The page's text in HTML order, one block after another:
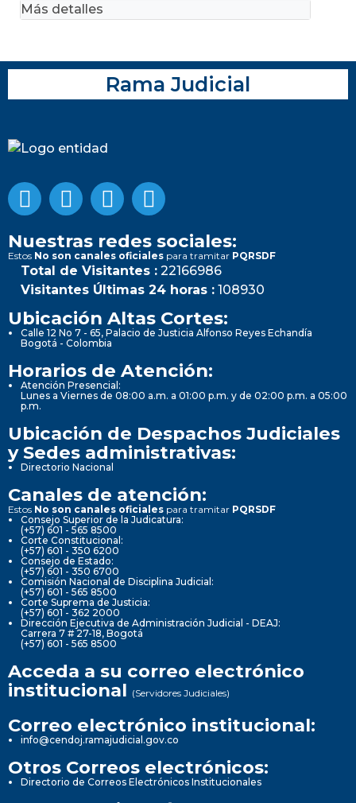
Más detalles
Rama Judicial
Nuestras redes sociales:
Estos No son canales oficiales para tramitar PQRSDF
Total de Visitantes : 22166986
Visitantes Últimas 24 horas : 108930
Ubicación Altas Cortes:
Calle 12 No 7 - 65, Palacio de Justicia Alfonso Reyes Echandía
Bogotá - Colombia
Horarios de Atención:
Atención Presencial:
Lunes a Viernes de 08:00 a.m. a 01:00 p.m. y de 02:00 p.m. a 05:00
p.m.
Ubicación de Despachos Judiciales
y Sedes administrativas:
Directorio Nacional
Canales de atención:
Estos No son canales oficiales para tramitar PQRSDF
Consejo Superior de la Judicatura:
(+57) 601 - 565 8500
Corte Constitucional:
(+57) 601 - 350 6200
Consejo de Estado:
(+57) 601 - 350 6700
Comisión Nacional de Disciplina Judicial:
(+57) 601 - 565 8500
Corte Suprema de Justicia:
(+57) 601 - 362 2000
Dirección Ejecutiva de Administración Judicial - DEAJ:
Carrera 7 # 27-18, Bogotá
(+57) 601 - 565 8500
Acceda a su correo electrónico
institucional (Servidores Judiciales)
Correo electrónico institucional:
info@cendoj.ramajudicial.gov.co
Otros Correos electrónicos:
Directorio de Correos Electrónicos Institucionales